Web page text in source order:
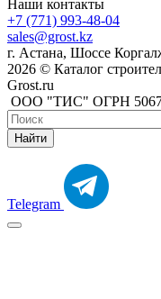
Наши контакты
+7 (771) 993-48-04
sales@grost.kz
г. Астана, Шоссе
2026 © Каталог
Grost.ru
ООО "ТИС" ОГРН
Найти
Telegram